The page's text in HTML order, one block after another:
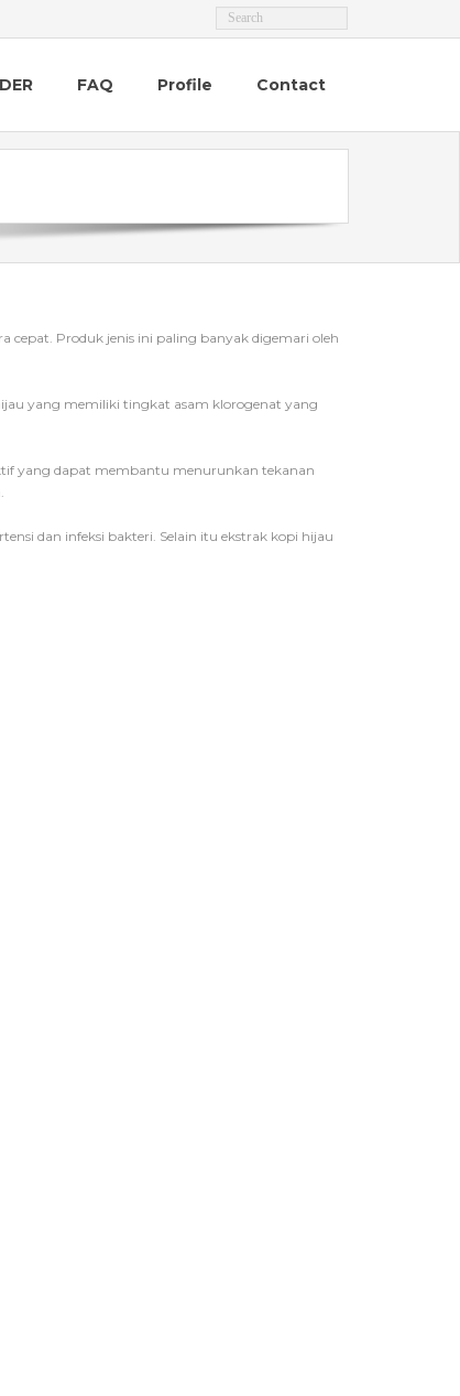
FAQ Profile Contact
cepat. Produk jenis ini paling banyak digemari oleh
yang memiliki tingkat asam klorogenat yang
yang dapat membantu menurunkan tekanan
dan infeksi bakteri. Selain itu ekstrak kopi hijau